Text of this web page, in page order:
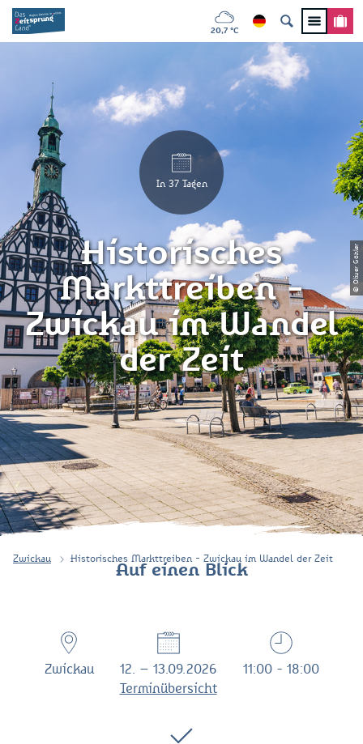
20,7 °C
© Oliver Göhler
In 37 Tagen
Historisches
Markttreiben -
Zwickau im Wandel
der Zeit
Zwickau Historisches Markttreiben - Zwickau im Wandel der Zeit
Auf einen Blick
Zwickau
12. – 13.09.2026
Terminübersicht
11:00 - 18:00